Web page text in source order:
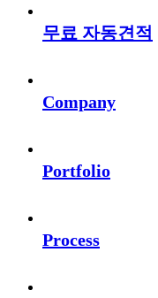
무료 자동견적
Company
Portfolio
Process